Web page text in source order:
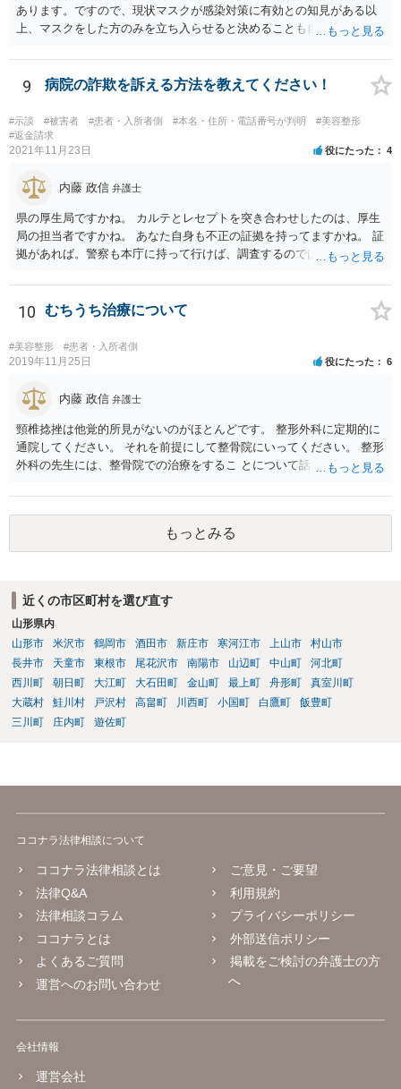
あります。ですので、現状マスクが感染対策に有効との知見がある以
上、マスクをした方のみを立ち入らせると決めることも自由であり、
など公益的な側面のある業種ですと、公衆浴場法など各種業法で定め
られた理由以外での利用拒否は禁止されていますし、公の施設でもマ
スクなしだけでの利用拒否は問題となりえますが、民間のお店に対し
ては慰謝料の請求は認められないと考えられます。
9 病院の詐欺を訴える方法を教えてください！
#示談 #被害者 #患者・入所者側 #本名・住所・電話番号が判明
#美容整形
#返金請求
2021年11月23日 役にたった 4
内藤 政信 弁護士
県の厚生局ですかね。 カルテとレセプトを突き合わせしたのは、厚生
局の担当者ですかね。 あなた自身も不正の証拠を持ってますかね。 証
拠があれば。警察も本庁に持って行けば、調査するのではないで すか
で しょう。
10 むちうち治療について
#美容整形 #患者・入所者側
2019年11月25日 役にたった 6
内藤 政信 弁護士
頸椎捻挫は他覚的所見がないのがほとんどです。 整形外科に定期的に
通院してください。 それを前提にして整骨院にいってください。 整形
外科の先生には、整骨院での治療をするこ とについて話し、OKをも
もっとみる
近くの市区町村を選び直す
山形県内
山形市
米沢市 鶴岡市 酒田市 新庄市 寒河江市 上山市
村山市
長井市
天童市 東根市 尾花沢市 南陽市 山辺町 中山町
河北町
西川町
朝日町 大江町 大石田町 金山町 最上町 舟形町
真室川町
大蔵村
鮭川村 戸沢村 高畠町 川西町 小国町 白鷹町
飯豊町
三川町
庄内町 遊佐町
ココナラ法律相談について
ココナラ法律相談とは
法律Q&A
法律相談コラム
ココナラとは
よくあるご質問
運営へのお問い合わせ
ご意見・ご要望
利用規約
プライバシーポリシー
外部送信ポリシー
掲載をご検討の弁護士の方
へ
会社情報
運営会社